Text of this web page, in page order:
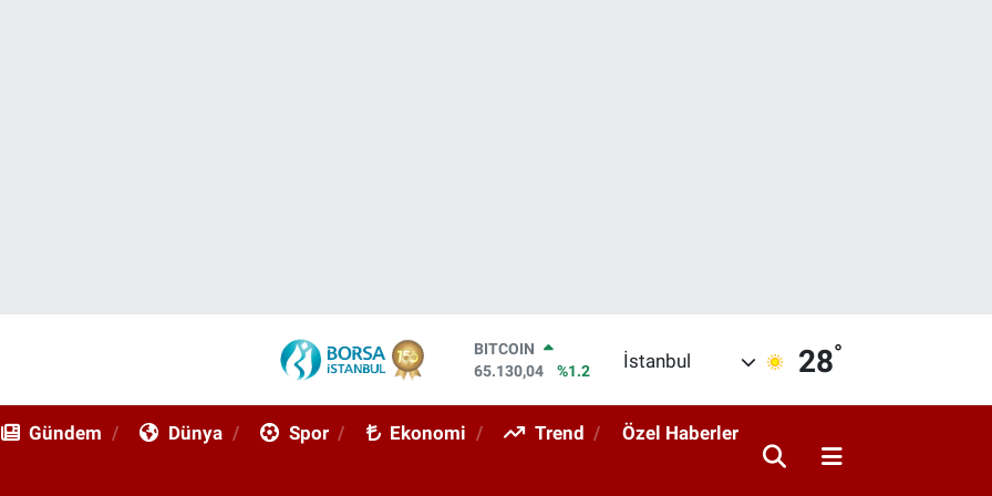
DOLAR
47,7106
%0.17
STERLİN
İstanbul 28°
Gündem Dünya Spor Ekonomi Trend Özel Haberler